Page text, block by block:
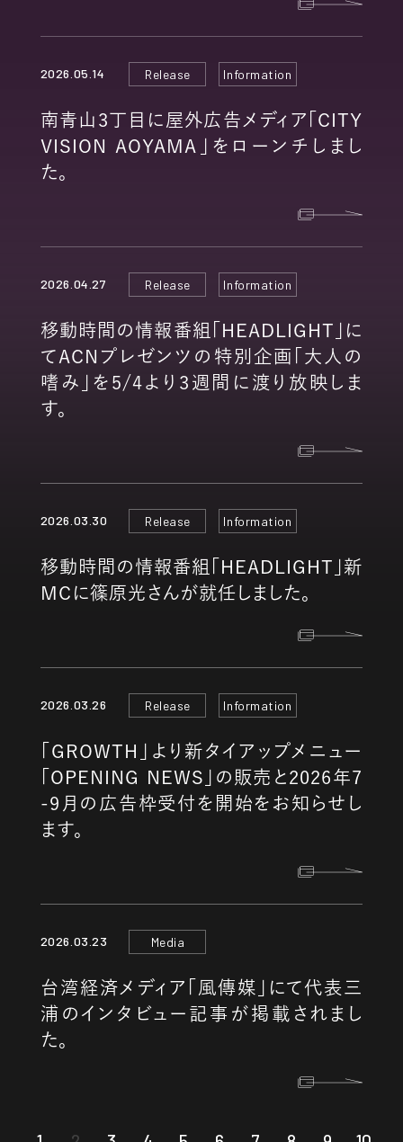
2026.05.14 Release Information
南青山3丁目に屋外広告メディア「CITY
VISION AOYAMA」をローンチしまし
た。
2026.04.27 Release Information
移動時間の情報番組「HEADLIGHT」に
てACNプレゼンツの特別企画「大人の
嗜み」を5/4より3週間に渡り放映しま
す。
2026.03.30 Release Information
移動時間の情報番組「HEADLIGHT」新
MCに篠原光さんが就任しました。
2026.03.26 Release Information
「GROWTH」より新タイアップメニュー
「OPENING NEWS」の販売と2026年7
-9月の広告枠受付を開始をお知らせし
ます。
2026.03.23 Media
台湾経済メディア「風傳媒」にて代表三
浦のインタビュー記事が掲載されまし
た。